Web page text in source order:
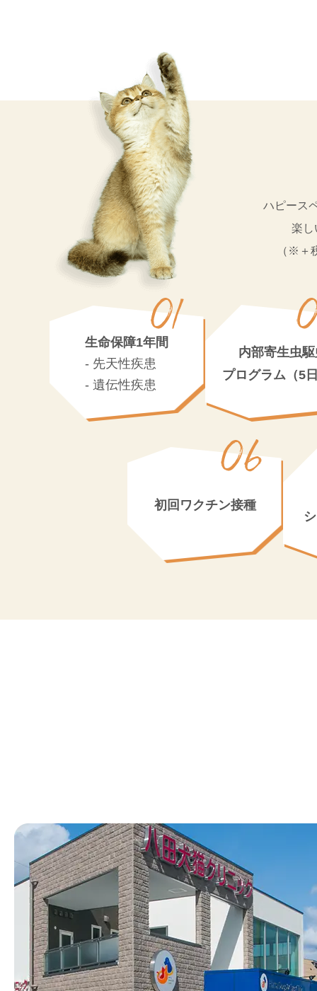
ハピース
楽し
（※＋
生命保障1年間
先天性疾患
遺伝性疾患
内部寄生虫
プログラム（5
初回ワクチン接種